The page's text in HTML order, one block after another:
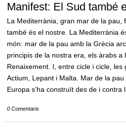
Manifest: El Sud també
La Mediterrània, gran mar de la pau,
també és el nostre. La Mediterrània
món: mar de la pau amb la Grècia
principis de la nostra era, els àrabs a
Renaixement. I, entre cicle i cicle, les
Actium, Lepant i Malta. Mar de la
Europa s’ha construït des de i contra
0 Comentaris